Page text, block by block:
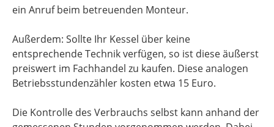
ein Anruf beim betreuenden Monteur.
Außerdem: Sollte Ihr Kessel über keine
entsprechende Technik verfügen, so ist diese äußerst
preiswert im Fachhandel zu kaufen. Diese analogen
Betriebsstundenzähler kosten etwa 15 Euro.
Die Kontrolle des Verbrauchs selbst kann anhand der